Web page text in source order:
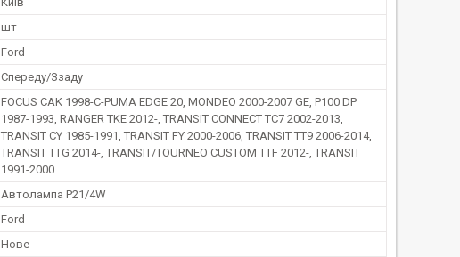
шт
Ford
Спереду/Ззаду
FOCUS CAK 1998-C-PUMA EDGE 20, MONDEO 2000-2007 GE, P100 DP
1987-1993, RANGER TKE 2012-, TRANSIT CONNECT TC7 2002-2013,
TRANSIT CY 1985-1991, TRANSIT FY 2000-2006, TRANSIT TT9 2006-2014,
TRANSIT TTG 2014-, TRANSIT/TOURNEO CUSTOM TTF 2012-, TRANSIT
1991-2000
Автолампа P21/4W
Ford
Нове